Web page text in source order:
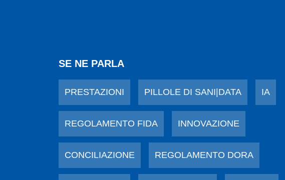
SE NE PARLA
PRESTAZIONI PILLOLE DI SANI|DATA IA
REGOLAMENTO FIDA INNOVAZIONE
CONCILIAZIONE REGOLAMENTO DORA